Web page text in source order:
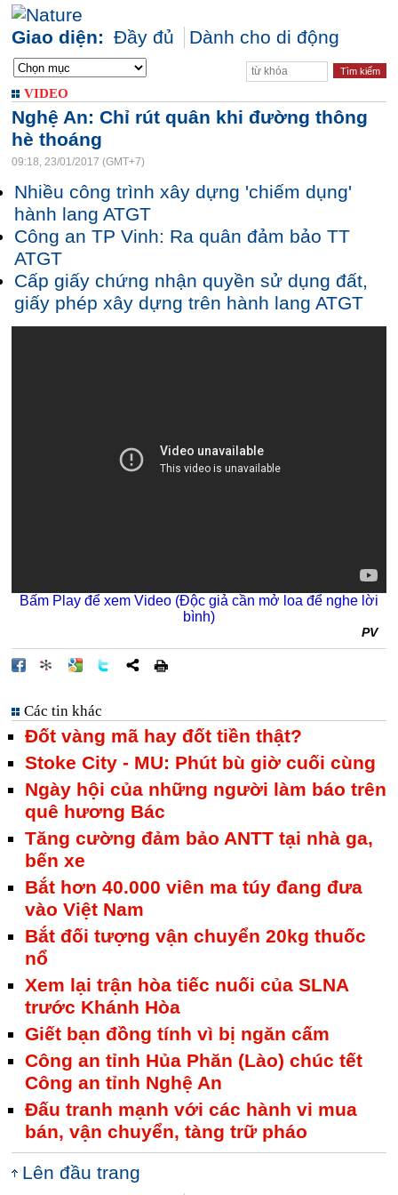
Giao diện: Đầy đủ Dành cho di động
VIDEO
Nghệ An: Chỉ rút quân khi đường thông
hè thoáng
09:18, 23/01/2017 (GMT+7)
Nhiều công trình xây dựng 'chiếm dụng'
hành lang ATGT
Công an TP Vinh: Ra quân đảm bảo TT
ATGT
Cấp giấy chứng nhận quyền sử dụng đất,
giấy phép xây dựng trên hành lang ATGT
Bấm Play để xem Video (Độc giả cần mở loa để nghe lời
bình)
PV
Các tin khác
Đốt vàng mã hay đốt tiền thật?
Stoke City - MU: Phút bù giờ cuối cùng
Ngày hội của những người làm báo trên
quê hương Bác
Tăng cường đảm bảo ANTT tại nhà ga,
bến xe
Bắt hơn 40.000 viên ma túy đang đưa
vào Việt Nam
Bắt đối tượng vận chuyển 20kg thuốc
nổ
Xem lại trận hòa tiếc nuối của SLNA
trước Khánh Hòa
Giết bạn đồng tính vì bị ngăn cấm
Công an tỉnh Hủa Phăn (Lào) chúc tết
Công an tỉnh Nghệ An
Đấu tranh mạnh với các hành vi mua
bán, vận chuyển, tàng trữ pháo
Lên đầu trang